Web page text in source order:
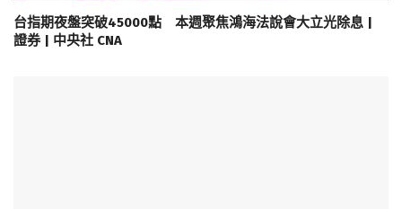
台指期夜盤突破45000點 本週聚焦鴻海法說會大立光除息 |
證券 | 中央社 CNA